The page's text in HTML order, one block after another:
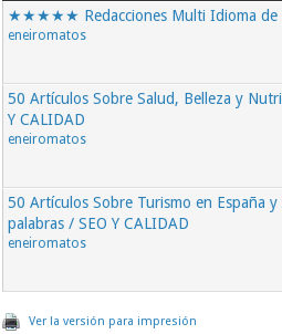
★★★★★ Redacciones Multi Idioma
eneiromatos
50 Artículos Sobre Salud, Belleza y
Y CALIDAD
eneiromatos
50 Artículos Sobre Turismo en España
palabras / SEO Y CALIDAD
eneiromatos
Ver la versión para impresión